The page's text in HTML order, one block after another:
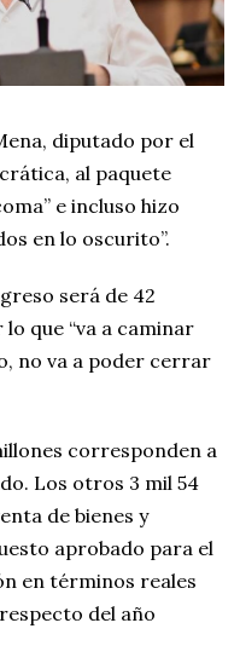
diputado por el
al paquete
e incluso hizo
en lo oscurito”.
será de 42
que “va a caminar
no va a poder cerrar
corresponden a
Los otros 3 mil 54
de bienes y
aprobado para el
en términos reales
del año